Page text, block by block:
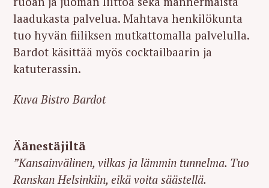
laadukasta palvelua. Mahtava henkilökunta
tuo hyvän fiiliksen mutkattomalla palvelulla.
Bardot käsittää myös cocktailbaarin ja
katuterassin.
Kuva Bistro Bardot
Äänestäjiltä
”Kansainvälinen, vilkas ja lämmin tunnelma. Tuo
Ranskan Helsinkiin, eikä voita säästellä.